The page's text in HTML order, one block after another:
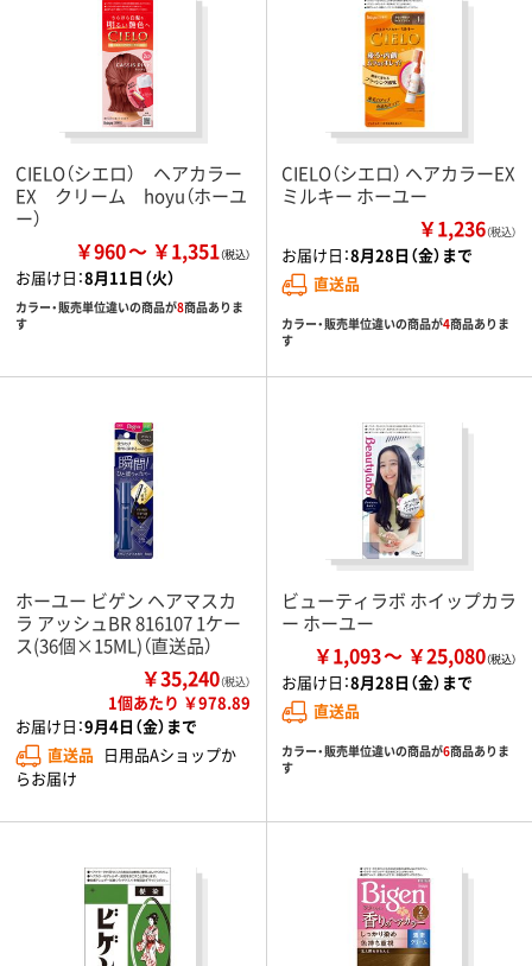
CIELO（シエロ） ヘアカラー
EX クリーム hoyu（ホーユ
ー）
￥960 ￥1,351
お届け日：8月11日（火）
カラー・販売単位違いの商品が8商品ありま
す
CIELO（シエロ） ヘアカラーEX
ミルキー ホーユー
￥1,236（税込）
お届け日：8月28日（金）まで
直送品
カラー・販売単位違いの商品が4商品ありま
す
ホーユー ビゲン ヘアマスカ
ラ アッシュBR 816107 1ケー
ス(36個×15ML)（直送品）
￥35,240（税込）
1個あたり ￥978.89
お届け日：9月4日（金）まで
直送品 日用品Aショップか
らお届け
ビューティラボ ホイップカラ
ー ホーユー
￥1,093 ￥25,080
お届け日：8月28日（金）まで
直送品
カラー・販売単位違いの商品が6商品ありま
す